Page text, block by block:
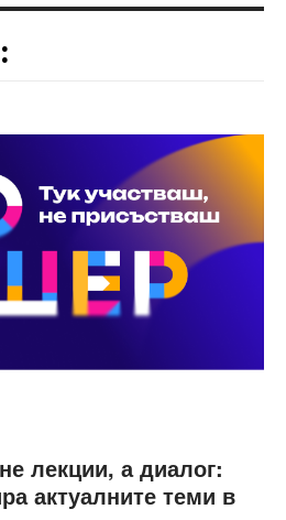
лекции, а диалог:
актуалните теми в